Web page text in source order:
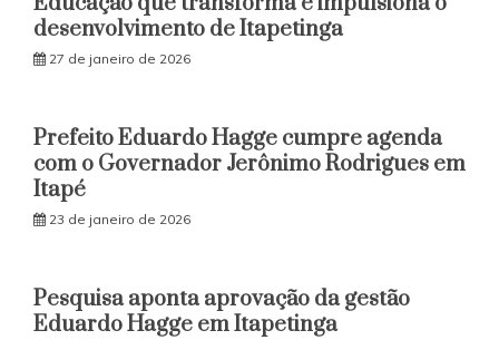
desenvolvimento de Itapetinga
27 de janeiro de 2026
Prefeito Eduardo Hagge cumpre agenda
com o Governador Jerônimo Rodrigues em
Itapé
23 de janeiro de 2026
Pesquisa aponta aprovação da gestão
Eduardo Hagge em Itapetinga